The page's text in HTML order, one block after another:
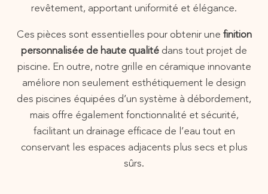
revêtement, apportant uniformité et élégance.
Ces pièces sont essentielles pour obtenir une finition
personnalisée de haute qualité dans tout projet de
piscine. En outre, notre grille en céramique innovante
améliore non seulement esthétiquement le design
des piscines équipées d’un système à débordement,
mais offre également fonctionnalité et sécurité,
facilitant un drainage efficace de l’eau tout en
conservant les espaces adjacents plus secs et plus
sûrs.